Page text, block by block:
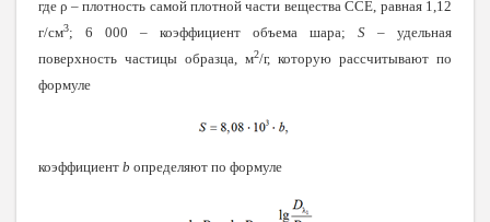
гдеρ – плотность самой плотной части вещества ССЕ, равная 1,12
г/см3; 6 000 – коэффициент объема шара; S – удельная
поверхность частицы образца, м2/г, которую рассчитывают по
формуле
коэффициент b определяют по формуле